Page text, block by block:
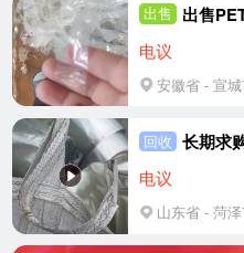
出售 出售
电议
安徽省 - 宣
回收
电议
山东省 - 菏